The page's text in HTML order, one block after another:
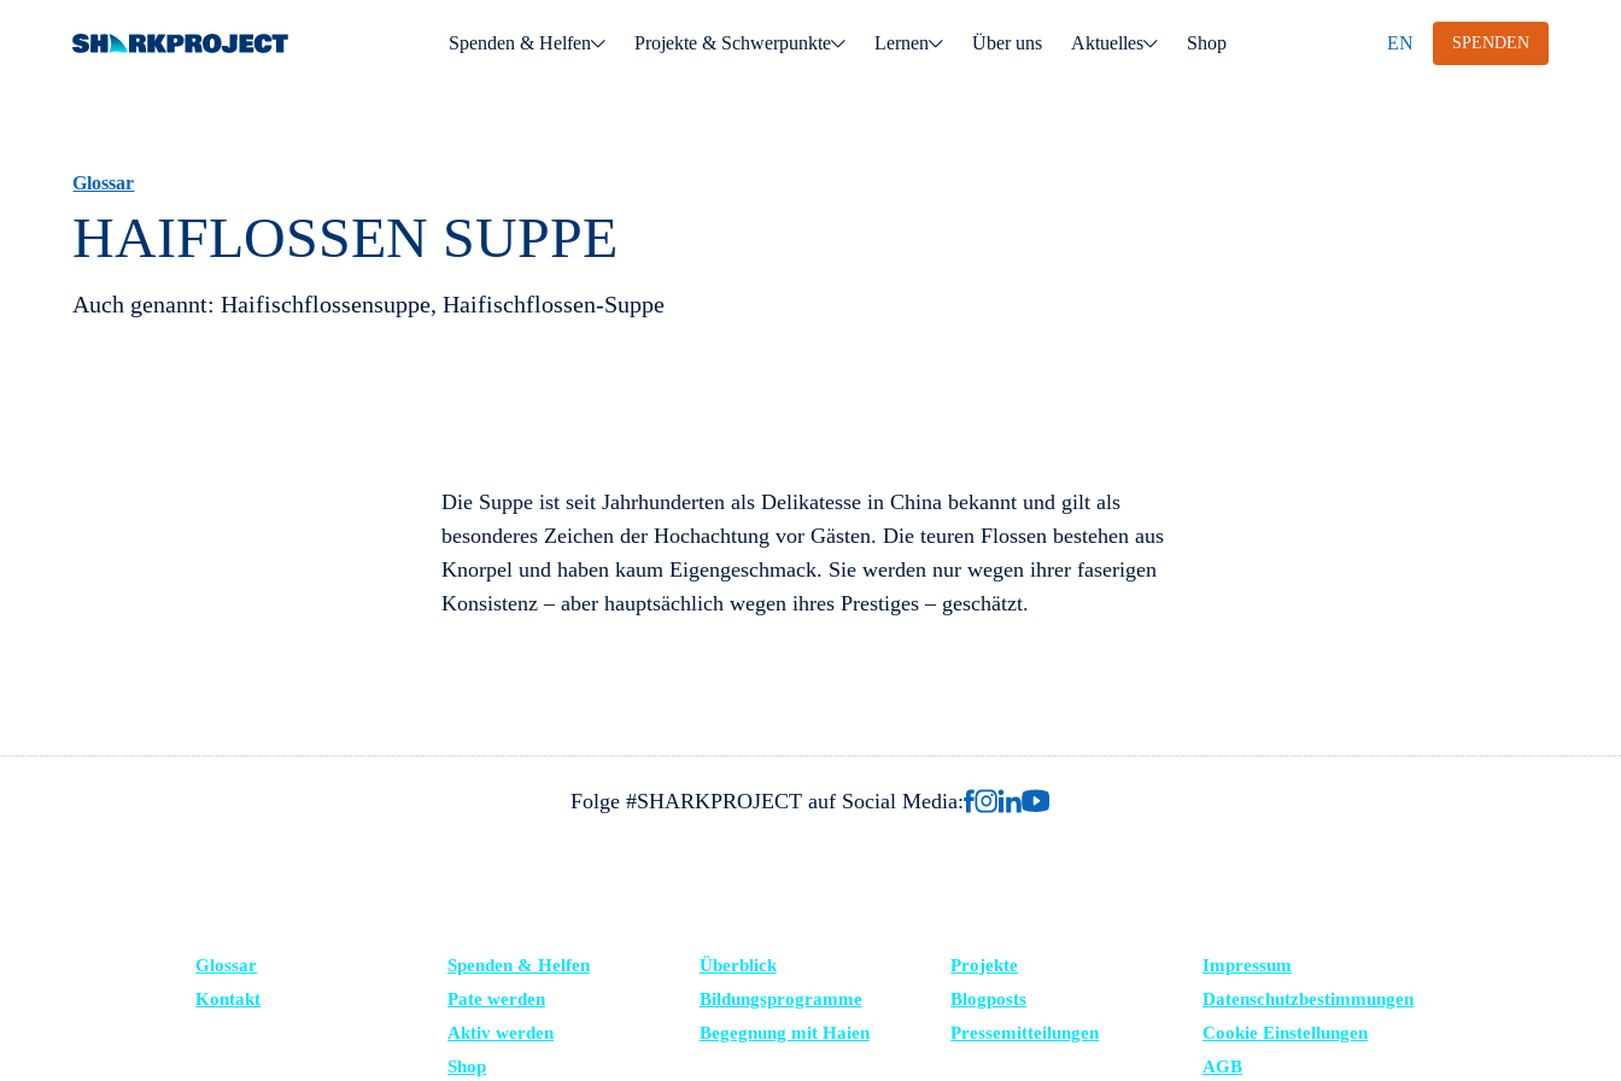
Spenden & Helfen Projekte & Schwerpunkte Lernen Über uns Aktuelles Shop EN SPENDEN
Glossar
HAIFLOSSEN SUPPE
Auch genannt: Haifischflossensuppe, Haifischflossen-Suppe
Die Suppe ist seit Jahrhunderten als Delikatesse in China bekannt und gilt als
besonderes Zeichen der Hochachtung vor Gästen. Die teuren Flossen bestehen aus
Knorpel und haben kaum Eigengeschmack. Sie werden nur wegen ihrer faserigen
Konsistenz – aber hauptsächlich wegen ihres Prestiges – geschätzt.
Folge #SHARKPROJECT auf Social Media:
Glossar
Kontakt
Spenden & Helfen
Pate werden
Aktiv werden
Shop
Überblick
Bildungsprogramme
Begegnung mit Haien
Projekte
Blogposts
Presse­mitteilungen
Impressum
Datenschutz­bestimmungen
Cookie Einstellungen
AGB